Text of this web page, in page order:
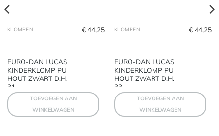
KLOMPEN
EURO-DAN LUCAS
KINDERKLOMP PU
HOUT ZWART D.H.
31
€ 44,25
TOEVOEGEN AAN
WINKELWAGEN
KLOMPEN
EURO-DAN LUCAS
KINDERKLOMP PU
HOUT ZWART D.H.
33
€ 44,25
TOEVOEGEN AAN
WINKELWAGEN